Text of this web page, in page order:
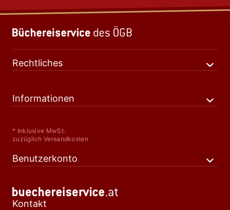
Rechtliches
Informationen
* Inklusive MwSt.
zuzüglich Versandkosten
Benutzerkonto
Kontakt